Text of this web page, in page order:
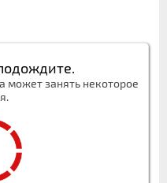
может занять некоторое